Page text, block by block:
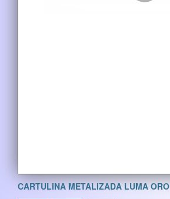
CARTULINA METALIZADA LUMA ORO